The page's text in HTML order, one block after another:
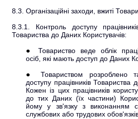
8.3. Організаційні заходи, вжиті
8.3.1. Контроль доступу
Товариства до Даних Користувачів:
Товариство веде облік
осіб, які мають доступ до Даних
Товариством розроблено
доступу працівників Товариства
Кожен із цих працівників
до тих Даних (їх частини)
йому у зв'язку з виконанням
службових або трудових